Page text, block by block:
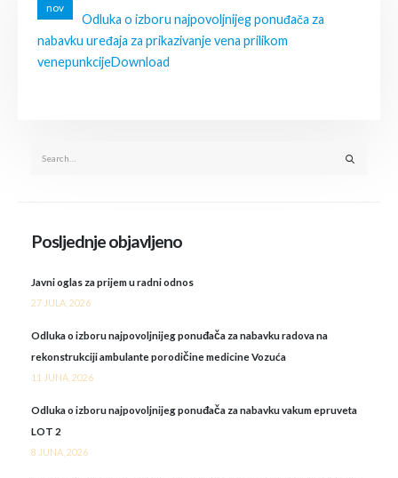
nov
Odluka o izboru najpovoljnijeg ponuđača za
nabavku uređaja za prikazivanje vena prilikom
venepunkcijeDownload
Posljednje objavljeno
Javni oglas za prijem u radni odnos
27 JULA, 2026
Odluka o izboru najpovoljnijeg ponuđača za nabavku radova na
rekonstrukciji ambulante porodičine medicine Vozuća
11 JUNA, 2026
Odluka o izboru najpovoljnijeg ponuđača za nabavku vakum epruveta
LOT 2
8 JUNA, 2026